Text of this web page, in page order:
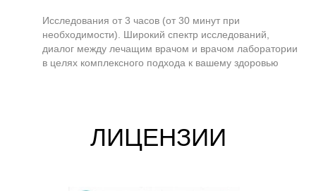
Исследования от 3 часов (от 30 минут при
необходимости). Широкий спектр исследований,
диалог между лечащим врачом и врачом лаборатории
в целях комплексного подхода к вашему здоровью
ЛИЦЕНЗИИ